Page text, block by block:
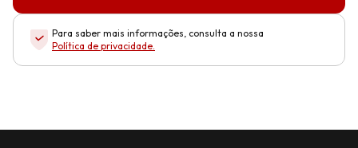
Para saber mais informações, consulta a nossa
Política de privacidade.